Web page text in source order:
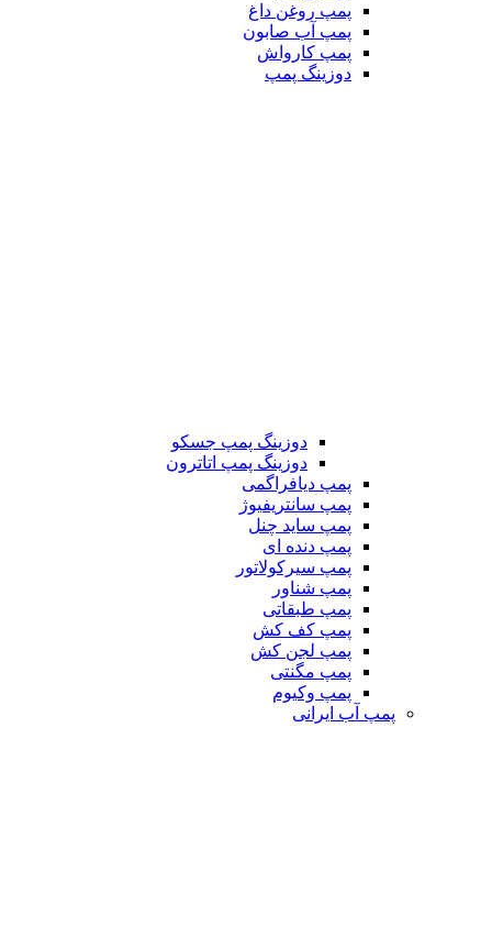
پمپ روغن داغ
پمپ آب صابون
پمپ کارواش
دوزینگ پمپ
دوزینگ پمپ جسکو
دوزینگ پمپ اتاترون
پمپ دیافراگمی
پمپ سانتریفیوژ
پمپ ساید چنل
پمپ دنده ای
پمپ سیرکولاتور
پمپ شناور
پمپ طبقاتی
پمپ کف کش
پمپ لجن کش
پمپ مگنتی
پمپ وکیوم
پمپ آب ایرانی